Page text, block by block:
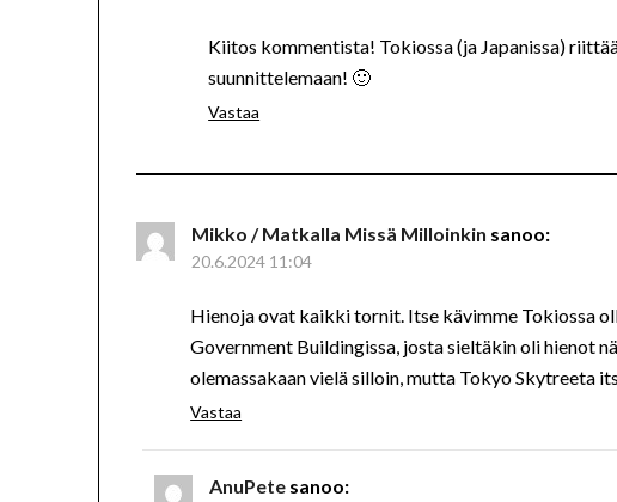
Kiitos kommentista! Tokiossa (ja Japanissa)
suunnittelemaan! 🙂
Vastaa
Mikko / Matkalla Missä Milloinkin sanoo:
20.6.2024 11:04
Hienoja ovat kaikki tornit. Itse kävimme Tokiossa
Government Buildingissa, josta sieltäkin oli hienot
olemassakaan vielä silloin, mutta Tokyo Skytreeta
Vastaa
AnuPete sanoo: